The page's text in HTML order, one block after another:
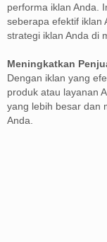
performa iklan Anda.
seberapa efektif iklan
strategi iklan Anda di
Meningkatkan
Dengan iklan yang
produk atau layanan
yang lebih besar dan
Anda.